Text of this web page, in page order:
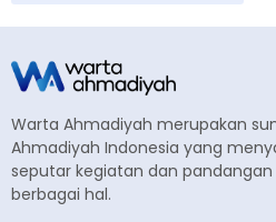
Warta Ahmadiyah merupakan
Ahmadiyah Indonesia yang
seputar kegiatan dan
berbagai hal.